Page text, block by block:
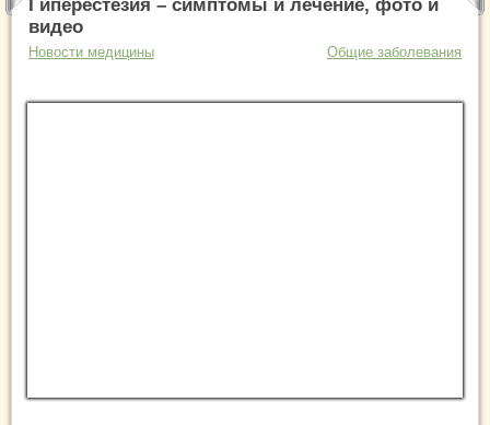
Гиперестезия – симптомы и лечение, фото и
видео
Новости медицины Общие заболевания